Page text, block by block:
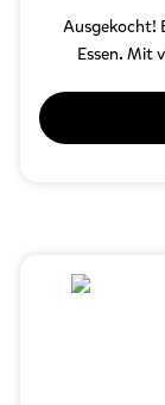
Ausgekocht!
Essen. Mit